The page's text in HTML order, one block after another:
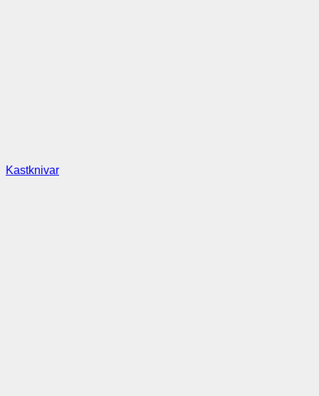
Kastknivar